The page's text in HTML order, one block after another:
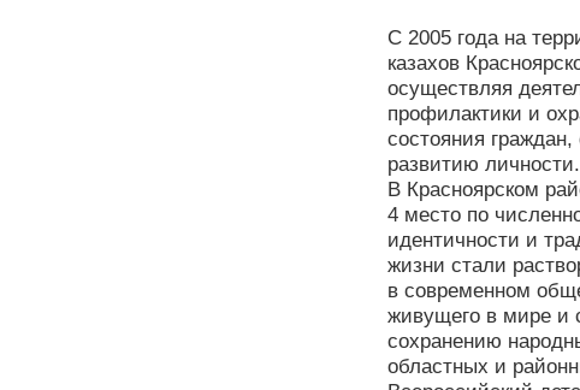
С 2005 года на
казахов
осуществляя
профилактики и
состояния
развитию личности.
В Красноярском
4 место по
идентичности и
жизни стали
в современном
живущего в мире и
сохранению
областных и